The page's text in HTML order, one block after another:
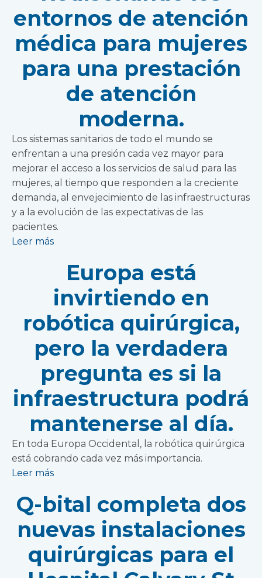
entornos de atención
médica para mujeres
para una prestación
de atención
moderna.
Los sistemas sanitarios de todo el mundo se
enfrentan a una presión cada vez mayor para
mejorar el acceso a los servicios de salud para las
mujeres, al tiempo que responden a la creciente
demanda, al envejecimiento de las infraestructuras
y a la evolución de las expectativas de las
pacientes.
Leer más
Europa está
invirtiendo en
robótica quirúrgica,
pero la verdadera
pregunta es si la
infraestructura podrá
mantenerse al día.
En toda Europa Occidental, la robótica quirúrgica
está cobrando cada vez más importancia.
Leer más
Q-bital completa dos
nuevas instalaciones
quirúrgicas para el